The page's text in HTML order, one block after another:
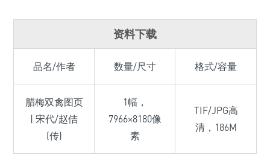
资料下载
品名/作者 数量/尺寸 格式/容量
腊梅双禽图页
| 宋代/赵佶
(传)
1幅，
7966×8180像
素
TIF/JPG高
清，186M